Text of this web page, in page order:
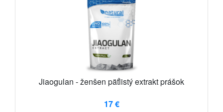
Jiaogulan - ženšen päťlistý extrakt prášok
17 €